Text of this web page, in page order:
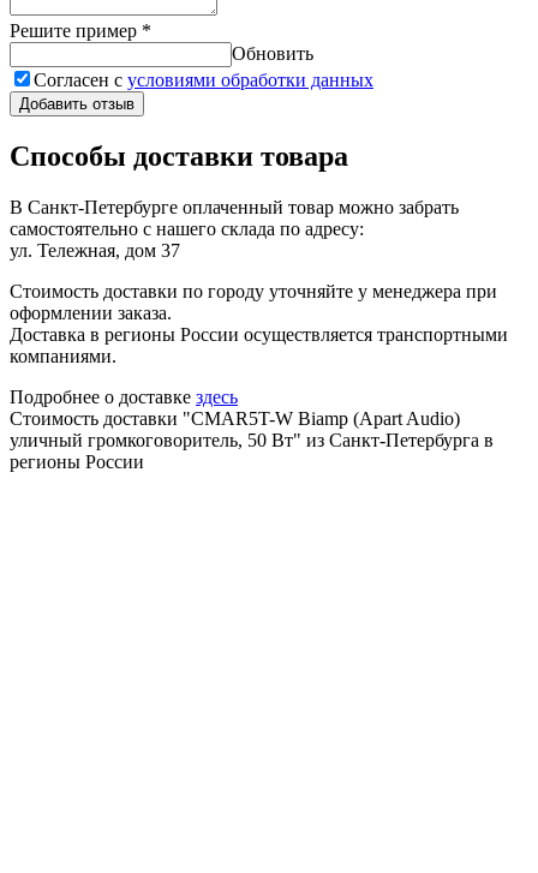
Решите пример *
Обновить
Согласен с условиями обработки данных
Добавить отзыв
Способы доставки товара
В Санкт-Петербурге оплаченный товар можно забрать
самостоятельно с нашего склада по адресу:
ул. Тележная, дом 37
Стоимость доставки по городу уточняйте у менеджера при
оформлении заказа.
Доставка в регионы России осуществляется транспортными
компаниями.
Подробнее о доставке здесь
Стоимость доставки "CMAR5T-W Biamp (Apart Audio)
уличный громкоговоритель, 50 Вт" из Санкт-Петербурга в
регионы России